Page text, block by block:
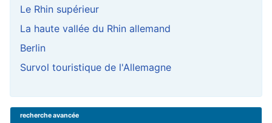
Le Rhin supérieur
La haute vallée du Rhin allemand
Berlin
Survol touristique de l'Allemagne
recherche avancée